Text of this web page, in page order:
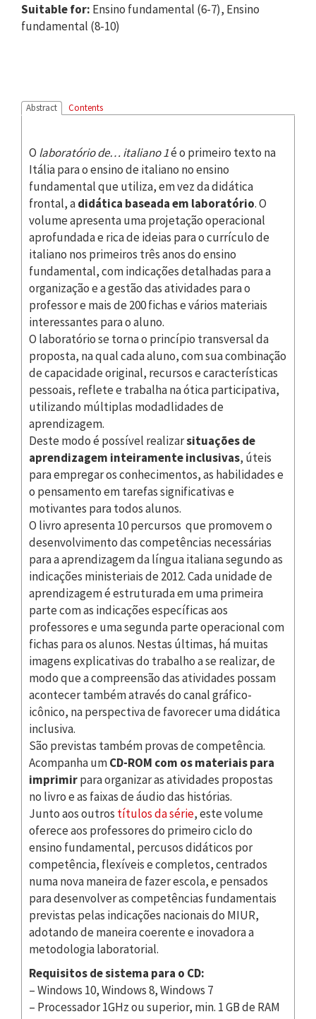
Suitable for: Ensino fundamental (6-7), Ensino
fundamental (8-10)
Abstract Contents
O laboratório de… italiano 1é o primeiro texto na
Itália para o ensino de italiano no ensino
fundamental que utiliza, em vez da didática
frontal, adidática baseada em laboratório. O
volume apresenta uma projetação operacional
aprofundada e rica de ideias para o currículo de
italiano nos primeiros três anos do ensino
fundamental, com indicações detalhadas para a
organização e a gestão das atividades para o
professor e mais de 200 fichas e vários materiais
interessantes para o aluno.
O laboratório se torna o princípio transversal da
proposta, na qual cada aluno, com sua combinação
de capacidade original, recursos e características
pessoais, reflete e trabalha na ótica participativa,
utilizando múltiplas modadlidades de
aprendizagem.
Deste modo é possível realizarsituações de
aprendizagem inteiramente inclusivas, úteis
para empregar os conhecimentos, as habilidades e
o pensamento em tarefas significativas e
motivantes para todos alunos.
O livro apresenta 10 percursos que promovem o
desenvolvimento das competências necessárias
para a aprendizagem da língua italiana segundo as
indicações ministeriais de 2012. Cada unidade de
aprendizagem é estruturada em uma primeira
parte com as indicações específicas aos
professores e uma segunda parte operacional com
fichas para os alunos. Nestas últimas, há muitas
imagens explicativas do trabalho a se realizar, de
modo que a compreensão das atividades possam
acontecer também através do canal gráfico-
icônico, na perspectiva de favorecer uma didática
inclusiva.
São previstas também provas de competência.
Acompanha umCD-ROM com os materiais para
imprimirpara organizar as atividades propostas
no livro e as faixas de áudio das histórias.
Junto aos outros títulos da série, este volume
oferece aos professores do primeiro ciclo do
ensino fundamental, percusos didáticos por
competência, flexíveis e completos, centrados
numa nova maneira de fazer escola, e pensados
para desenvolver as competências fundamentais
previstas pelas indicações nacionais do MIUR,
adotando de maneira coerente e inovadora a
metodologia laboratorial.
Requisitos de sistema para o CD:
– Windows 10, Windows 8, Windows 7
– Processador 1GHz ou superior, min. 1 GB de RAM